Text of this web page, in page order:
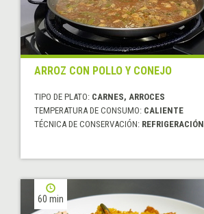
ARROZ CON POLLO Y CONEJO
TIPO DE PLATO: CARNES, ARROCES
TEMPERATURA DE CONSUMO: CALIENTE
TÉCNICA DE CONSERVACIÓN: REFRIGERACIÓN
60 min